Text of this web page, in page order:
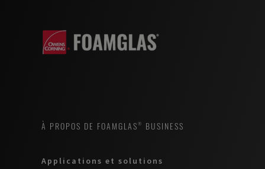
À PROPOS DE FOAMGLAS® BUSINESS
Applications et solutions